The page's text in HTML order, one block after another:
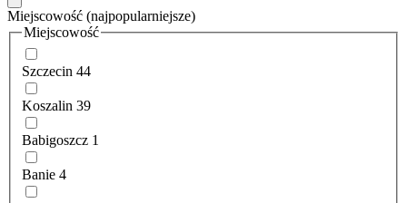
Miejscowość (najpopularniejsze)
Miejscowość
Szczecin 44
Koszalin 39
Babigoszcz 1
Banie 4